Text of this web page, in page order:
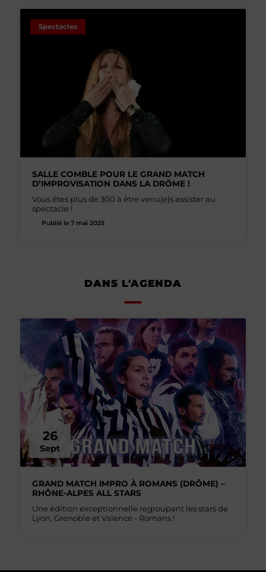
Spectacles
SALLE COMBLE POUR LE GRAND MATCH
D’IMPROVISATION DANS LA DRÔME !
Vous êtes plus de 300 à être venu(e)s assister au
spectacle !
Publié le 7 mai 2025
DANS L'AGENDA
26
Sept
GRAND MATCH IMPRO À ROMANS (DRÔME) –
RHÔNE-ALPES ALL STARS
Une édition exceptionnelle regroupant les stars de
Lyon, Grenoble et Valence - Romans !